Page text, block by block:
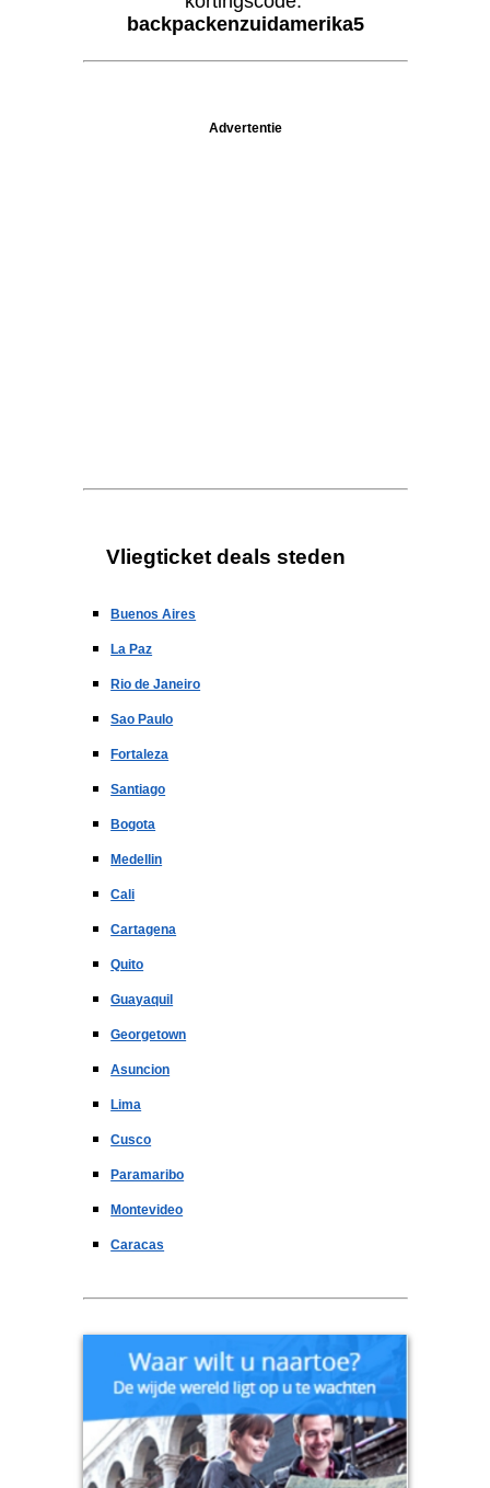
backpackenzuidamerika5
Advertentie
Vliegticket deals steden
Buenos Aires
La Paz
Rio de Janeiro
Sao Paulo
Fortaleza
Santiago
Bogota
Medellin
Cali
Cartagena
Quito
Guayaquil
Georgetown
Asuncion
Lima
Cusco
Paramaribo
Montevideo
Caracas